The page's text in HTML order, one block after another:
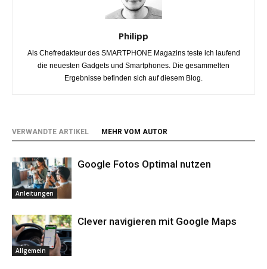
Philipp
Als Chefredakteur des SMARTPHONE Magazins teste ich laufend
die neuesten Gadgets und Smartphones. Die gesammelten
Ergebnisse befinden sich auf diesem Blog.
VERWANDTE ARTIKEL MEHR VOM AUTOR
Anleitungen
Google Fotos Optimal nutzen
Allgemein
Clever navigieren mit Google Maps